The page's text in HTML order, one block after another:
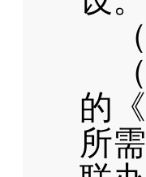
的
所